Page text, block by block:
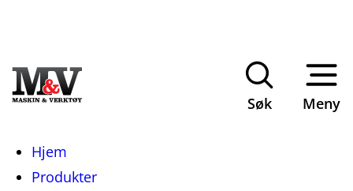
Søk Meny
Du
Hjem
Produkter